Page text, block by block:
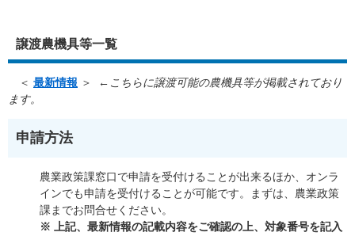
譲渡農機具等一覧
＜ 最新情報 ＞
←こちらに譲渡可能の農機具等が掲載されており
ます。
申請方法
農業政策課窓口で申請を受付けることが出来るほか、オンラ
インでも申請を受付けることが可能です。まずは、農業政策
課までお問合せください。
※ 上記、最新情報の記載内容をご確認の上、対象番号を記入